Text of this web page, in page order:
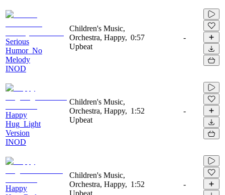
Serious
Humor_No
Melody
INOD
Children's Music,
Orchestra, Happy,
Upbeat
0:57 -
Happy
Hug_Light
Version
INOD
Children's Music,
Orchestra, Happy,
Upbeat
1:52 -
Happy
Children's Music,
Orchestra, Happy,
Upbeat
1:52 -